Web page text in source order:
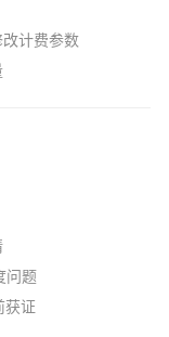
计费参数
问题
获证